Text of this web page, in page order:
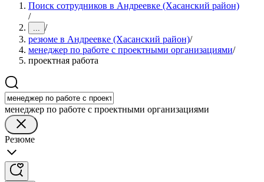
Поиск сотрудников в Андреевке (Хасанский район)
/
... /
резюме в Андреевке (Хасанский район)/
менеджер по работе с проектными организациями/
проектная работа
менеджер по работе с проектными организациями
Резюме